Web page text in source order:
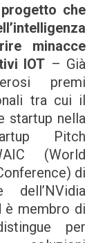
che
minacce
IOT – Già
premi
tra cui il
startup nella
Pitch
(World
di
dell’NVidia
è membro di
per